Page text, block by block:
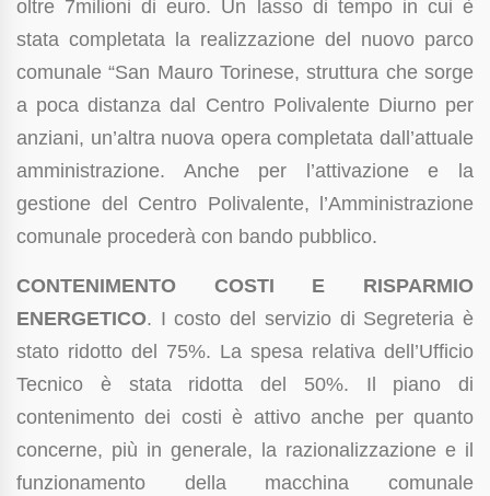
oltre 7milioni di euro. Un lasso di tempo in cui è
stata completata la realizzazione del nuovo parco
comunale “San Mauro Torinese, struttura che sorge
a poca distanza dal Centro Polivalente Diurno per
anziani, un’altra nuova opera completata dall’attuale
amministrazione. Anche per l’attivazione e la
gestione del Centro Polivalente, l’Amministrazione
comunale procederà con bando pubblico.
CONTENIMENTO COSTI E RISPARMIO
ENERGETICO. I costo del servizio di Segreteria è
stato ridotto del 75%. La spesa relativa dell’Ufficio
Tecnico è stata ridotta del 50%. Il piano di
contenimento dei costi è attivo anche per quanto
concerne, più in generale, la razionalizzazione e il
funzionamento della macchina comunale